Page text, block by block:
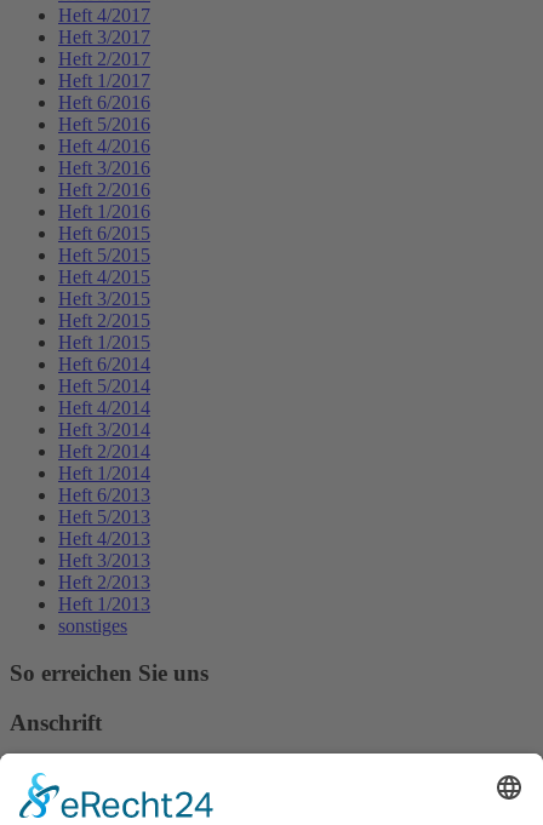
Heft 4/2017
Heft 3/2017
Heft 2/2017
Heft 1/2017
Heft 6/2016
Heft 5/2016
Heft 4/2016
Heft 3/2016
Heft 2/2016
Heft 1/2016
Heft 6/2015
Heft 5/2015
Heft 4/2015
Heft 3/2015
Heft 2/2015
Heft 1/2015
Heft 6/2014
Heft 5/2014
Heft 4/2014
Heft 3/2014
Heft 2/2014
Heft 1/2014
Heft 6/2013
Heft 5/2013
Heft 4/2013
Heft 3/2013
Heft 2/2013
Heft 1/2013
sonstiges
So erreichen Sie uns
Anschrift
Verband Deutscher Tierheilpraktiker e.V.
Verbandsverwaltung
Am Rosenbraken 12